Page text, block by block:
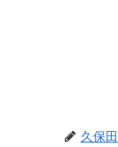
久保